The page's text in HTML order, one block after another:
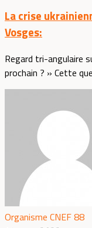
La crise
Vosges:
Regard tri-angulaire
prochain ? » Cette
Organisme CNEF 88